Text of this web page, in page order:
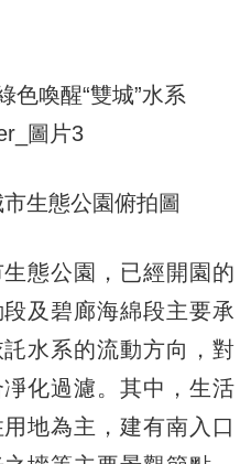
生態公園俯拍圖
態公園，已經開園的
及碧廊海綿段主要承
水系的流動方向，對
化過濾。其中，生活
地為主，建有南入口